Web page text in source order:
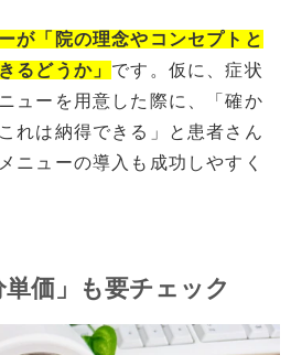
が「院の理念やコンセプトと
るどうか」 です。仮に、症状
ューを用意した際に、「確か
れは納得できる」と患者さん
ニューの導入も成功しやすく
価」も要チェック